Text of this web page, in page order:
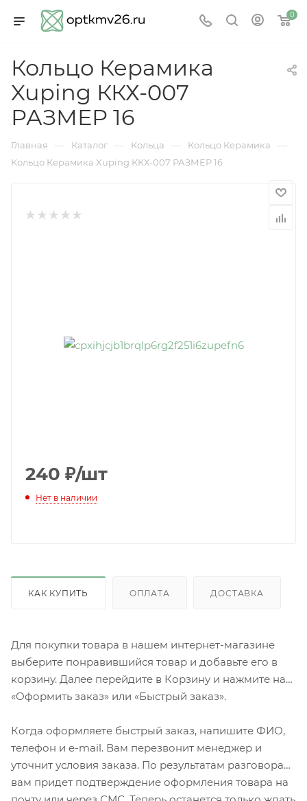
0
Кольцо Керамика
Xuping ККХ-007
РАЗМЕР 16
Главная — Каталог — Кольца — Кольцо Керамика —
Кольцо Керамика Xuping ККХ-007 РАЗМЕР 16
240 ₽/шт
Нет в наличии
КАК КУПИТЬ ОПЛАТА ДОСТАВКА
Для покупки товара в нашем интернет-магазине
выберите понравившийся товар и добавьте его в
корзину. Далее перейдите в Корзину и нажмите на
«Оформить заказ» или «Быстрый заказ».
Когда оформляете быстрый заказ, напишите ФИО,
телефон и e-mail. Вам перезвонит менеджер и
уточнит условия заказа. По результатам разговора
вам придет подтверждение оформления товара на